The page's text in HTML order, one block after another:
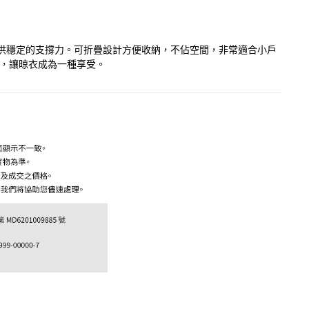
定的支撐力。可折疊設計方便收納，不佔空間，非常適合小戶
讓晾衣成為一種享受。